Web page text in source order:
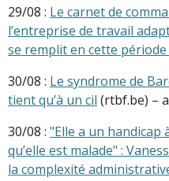
29/08 : Le carnet de
l’entreprise de travail
se remplit en cette
30/08 : Le syndrome de
tient qu’à un cil (rtbf.be) –
30/08 : "Elle a un handicap
qu’elle est malade" :
la complexité